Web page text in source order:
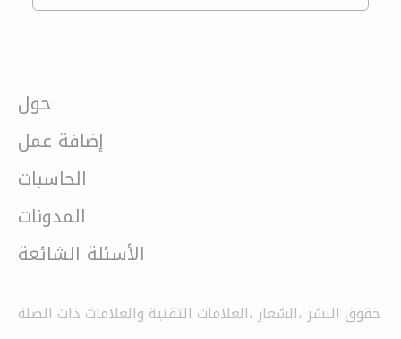
حول
إضافة عمل
الحاسبات
المدونات
الأسئلة الشائعة
حقوق النشر ،الشعار ،العلامات التقنية والعلامات ذات الصلة